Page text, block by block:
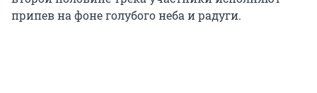
припев на фоне голубого неба и радуги.